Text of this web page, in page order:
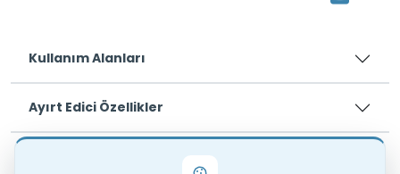
Kullanım Alanları
Ayırt Edici Özellikler